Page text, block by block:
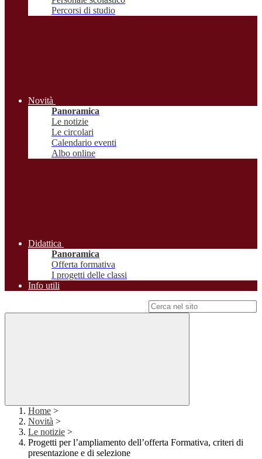
Percorsi di studio
Novità
Panoramica
Le notizie
Le circolari
Calendario eventi
Albo online
Didattica
Panoramica
Offerta formativa
I progetti delle classi
Info utili
Home >
Novità >
Le notizie >
Progetti per l’ampliamento dell’offerta Formativa, criteri di
presentazione e di selezione